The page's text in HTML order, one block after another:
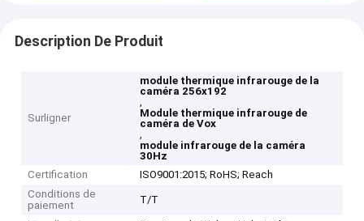
Description De Produit
Surligner
module thermique infrarouge de la
caméra 256x192
,
Module thermique infrarouge de
caméra de Vox
,
module infrarouge de la caméra
30Hz
Certification
ISO9001:2015; RoHS; Reach
Conditions de
paiement
T/T